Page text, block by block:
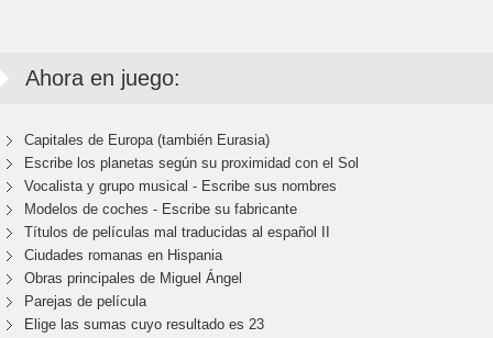
Ahora en juego:
Capitales de Europa (también Eurasia)
Escribe los planetas según su proximidad con el Sol
Vocalista y grupo musical - Escribe sus nombres
Modelos de coches - Escribe su fabricante
Títulos de películas mal traducidas al español II
Ciudades romanas en Hispania
Obras principales de Miguel Ángel
Parejas de película
Elige las sumas cuyo resultado es 23